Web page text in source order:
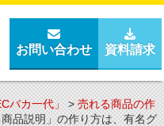
お問い合わせ 資料請求
バカ一代」>売れる商品の作
品説明」の作り方は、有名グ